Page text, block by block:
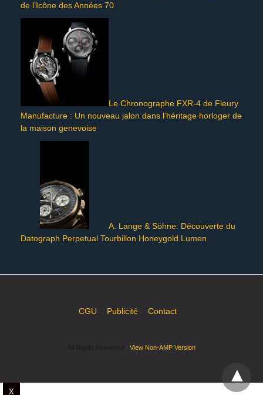
de l’Icône des Années 70
Le Chronographe FXR-4 de Fleury
Manufacture : Un nouveau jalon dans l’héritage horloger de
la maison genevoise
A. Lange & Söhne: Découverte du
Datograph Perpetual Tourbillon Honeygold Lumen
CGU Publicité Contact
View Non-AMP Version
X